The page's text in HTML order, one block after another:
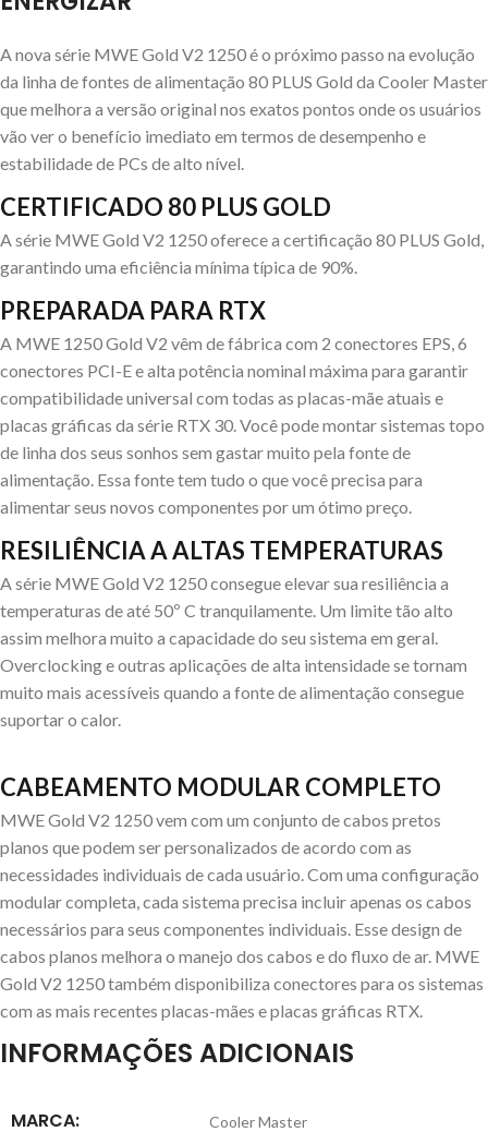
A nova série MWE Gold V2 1250 é o próximo passo na evolução
da linha de fontes de alimentação 80 PLUS Gold da Cooler Master
que melhora a versão original nos exatos pontos onde os usuários
vão ver o benefício imediato em termos de desempenho e
estabilidade de PCs de alto nível.
CERTIFICADO 80 PLUS GOLD
A série MWE Gold V2 1250 oferece a certificação 80 PLUS Gold,
garantindo uma eficiência mínima típica de 90%.
PREPARADA PARA RTX
A MWE 1250 Gold V2 vêm de fábrica com 2 conectores EPS, 6
conectores PCI-E e alta potência nominal máxima para garantir
compatibilidade universal com todas as placas-mãe atuais e
placas gráficas da série RTX 30. Você pode montar sistemas topo
de linha dos seus sonhos sem gastar muito pela fonte de
alimentação. Essa fonte tem tudo o que você precisa para
alimentar seus novos componentes por um ótimo preço.
RESILIÊNCIA A ALTAS TEMPERATURAS
A série MWE Gold V2 1250 consegue elevar sua resiliência a
temperaturas de até 50º C tranquilamente. Um limite tão alto
assim melhora muito a capacidade do seu sistema em geral.
Overclocking e outras aplicações de alta intensidade se tornam
muito mais acessíveis quando a fonte de alimentação consegue
suportar o calor.
CABEAMENTO MODULAR COMPLETO
MWE Gold V2 1250 vem com um conjunto de cabos pretos
planos que podem ser personalizados de acordo com as
necessidades individuais de cada usuário. Com uma configuração
modular completa, cada sistema precisa incluir apenas os cabos
necessários para seus componentes individuais. Esse design de
cabos planos melhora o manejo dos cabos e do fluxo de ar. MWE
Gold V2 1250 também disponibiliza conectores para os sistemas
com as mais recentes placas-mães e placas gráficas RTX.
INFORMAÇÕES ADICIONAIS
MARCA: Cooler Master